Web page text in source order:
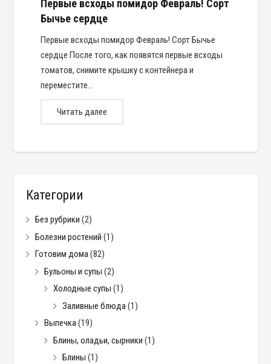
Первые всходы помидор Февраль! Сорт
Бычье сердце
Первые всходы помидор Февраль! Сорт Бычье
сердце После того, как появятся первые всходы
томатов, снимите крышку с контейнера и
переместите…
Читать далее
Категории
Без рубрики (2)
Болезни ростений (1)
Готовим дома(82)
Бульоны и супы (2)
Холодные супы (1)
Заливные блюда(1)
Выпечка(19)
Блины, оладьи, сырники (1)
Блины (1)